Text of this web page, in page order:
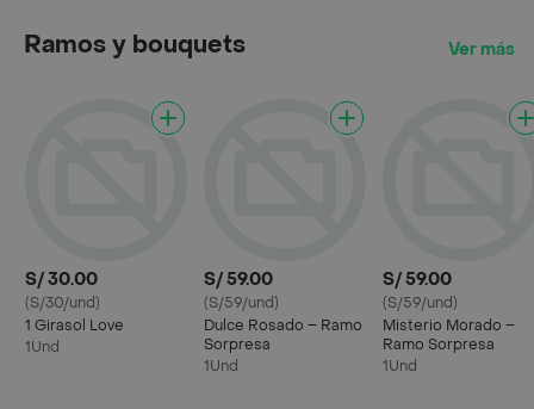
Ramos y bouquets Ver más
S/ 30.00
(S/30/und)
1 Girasol Love
1Und
S/ 59.00
(S/59/und)
Dulce Rosado – Ramo
Sorpresa
1Und
S/ 59.00
(S/59/und)
Misterio Morado –
Ramo Sorpresa
1Und